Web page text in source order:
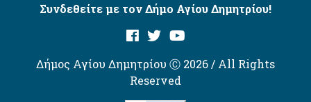
Συνδεθείτε με τον Δήμο Αγίου Δημητρίου!
Δήμος Αγίου Δημητρίου Ⓒ 2026 / All Rights
Reserved